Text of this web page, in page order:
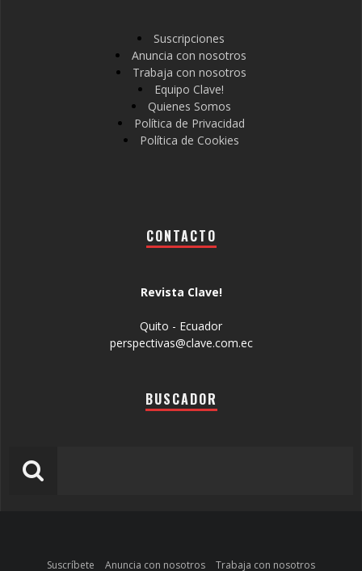
Suscripciones
Anuncia con nosotros
Trabaja con nosotros
Equipo Clave!
Quienes Somos
Política de Privacidad
Política de Cookies
CONTACTO
Revista Clave!
Quito - Ecuador
perspectivas@clave.com.ec
BUSCADOR
Suscríbete Anuncia con nosotros Trabaja con nosotros